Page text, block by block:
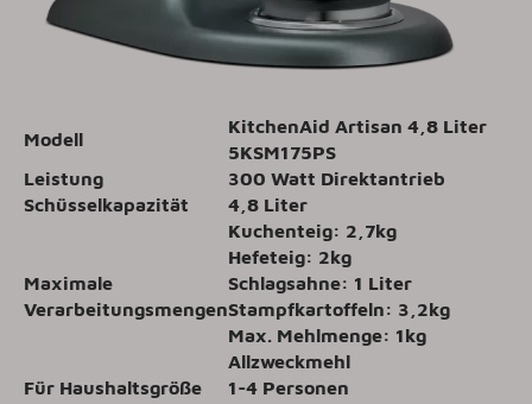
Modell
KitchenAid Artisan 4,8 Liter
5KSM175PS
Leistung
300 Watt Direktantrieb
Schüsselkapazität
4,8 Liter
Maximale
Verarbeitungsmengen
Kuchenteig: 2,7kg
Hefeteig: 2kg
Schlagsahne: 1 Liter
Stampfkartoffeln: 3,2kg
Max. Mehlmenge: 1kg
Allzweckmehl
Für Haushaltsgröße
1-4 Personen